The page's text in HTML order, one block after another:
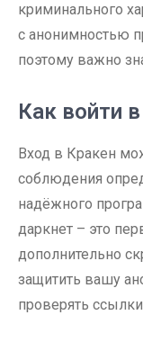
криминального
с анонимностью
поэтому важно
Как войти
Вход в Кракен
соблюдения
надёжного
даркнет – это
дополнительно
защитить вашу
проверять